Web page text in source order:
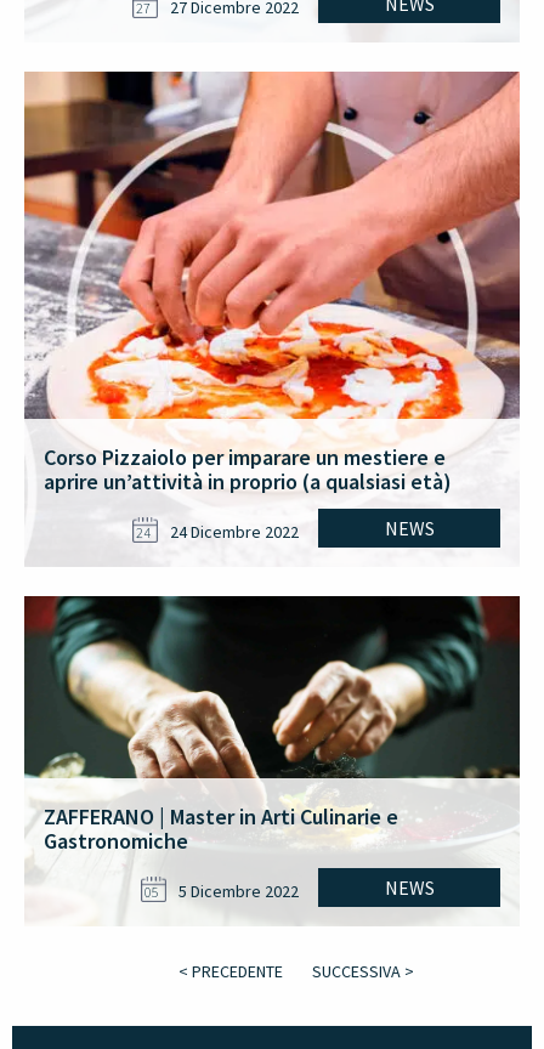
27 27 Dicembre 2022
Corso Pizzaiolo per imparare un mestiere e
aprire un’attività in proprio (a qualsiasi età)
NEWS
24 24 Dicembre 2022
ZAFFERANO | Master in Arti Culinarie e
Gastronomiche
NEWS
05 5 Dicembre 2022
< PRECEDENTE SUCCESSIVA >